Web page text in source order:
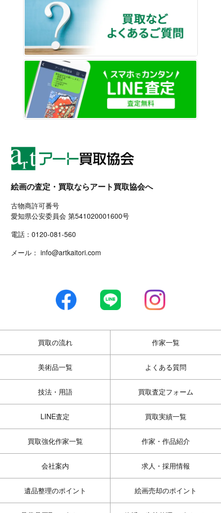
絵画の査定・買取ならアート買取協会へ
古物商許可番号
愛知県公安委員会 第541020001600号
電話：0120-081-560
メール： info@artkaitori.com
買取の流れ 作家一覧
美術品一覧 よくある質問
技法・用語 買取査定フォーム
LINE査定 買取実績一覧
買取強化作家一覧 作家・作品紹介
会社案内 求人・採用情報
遺品整理のポイント 絵画売却のポイント